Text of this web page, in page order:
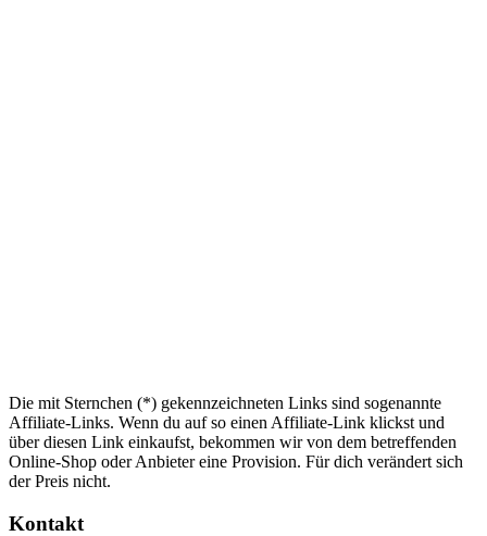
Die mit Sternchen (*) gekennzeichneten Links sind sogenannte
Affiliate-Links. Wenn du auf so einen Affiliate-Link klickst und
über diesen Link einkaufst, bekommen wir von dem betreffenden
Online-Shop oder Anbieter eine Provision. Für dich verändert sich
der Preis nicht.
Kontakt